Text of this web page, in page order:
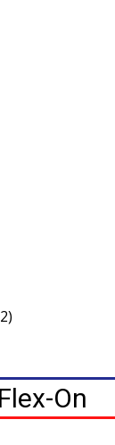
On